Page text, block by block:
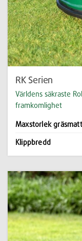
RK Serien
Världens säkraste
framkomlighet
Maxstorlek
Klippbredd